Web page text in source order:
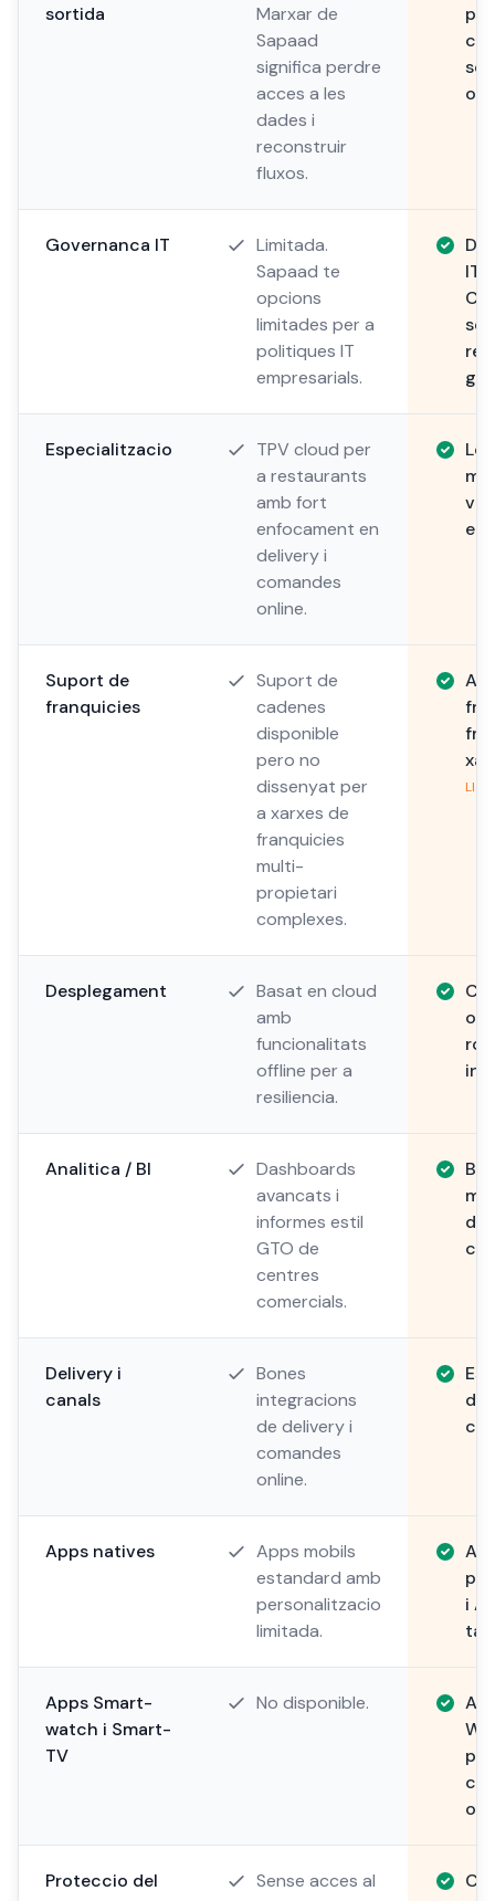
sortida
Marxar de
Sapaad
significa perdre
acces a les
dades i
reconstruir
fluxos.
Governanca IT
Limitada.
Sapaad te
opcions
limitades per a
politiques IT
empresarials.
IT
Especialitzacio
TPV cloud per
a restaurants
amb fort
enfocament en
delivery i
comandes
online.
el
Suport de
franquicies
Suport de
cadenes
disponible
pero no
dissenyat per
a xarxes de
franquicies
multi-
propietari
complexes.
Desplegament
Basat en cloud
amb
funcionalitats
offline per a
resiliencia.
Analitica / BI
Dashboards
avancats i
informes estil
GTO de
centres
comercials.
BI
de
Delivery i
canals
Bones
integracions
de delivery i
comandes
online.
Apps natives
Apps mobils
estandard amb
personalitzacio
limitada.
i
Apps Smart-
watch i Smart-
TV
No disponible.
Proteccio del
Sense acces al